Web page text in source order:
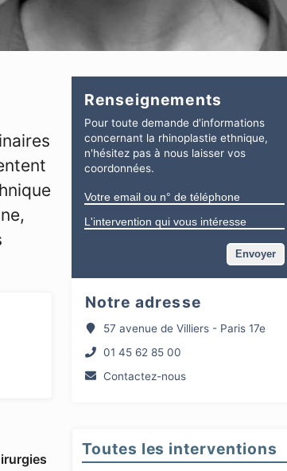
Renseignements
Pour toute demande d'informations
concernant la rhinoplastie ethnique,
n'hésitez pas à nous laisser vos
coordonnées.
Notre adresse
57 avenue de Villiers - Paris 17e
01 45 62 85 00
Contactez-nous
Toutes les interventions